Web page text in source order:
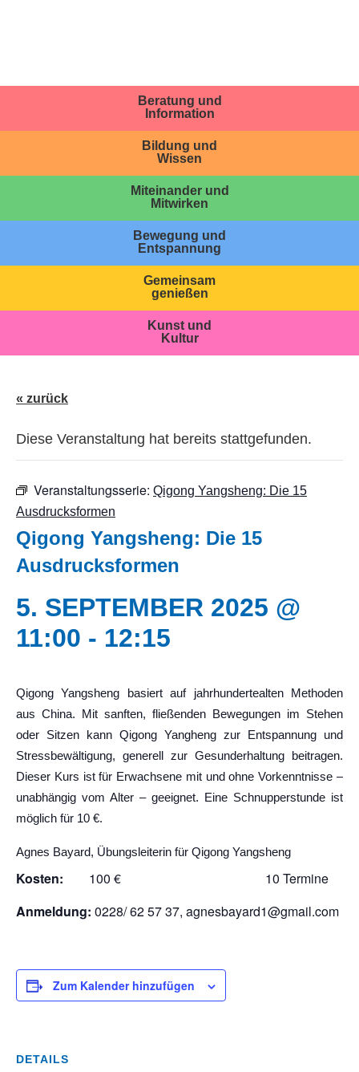
Beratung und
Information
Bildung und
Wissen
Miteinander und
Mitwirken
Bewegung und
Entspannung
Gemeinsam
genießen
Kunst und
Kultur
« zurück
Diese Veranstaltung hat bereits stattgefunden.
Veranstaltungsserie: Qigong Yangsheng: Die 15
Ausdrucksformen
Qigong Yangsheng: Die 15
Ausdrucksformen
5. SEPTEMBER 2025 @
11:00 - 12:15
Qigong Yangsheng basiert auf jahrhundertealten Methoden
aus China. Mit sanften, fließenden Bewegungen im Stehen
oder Sitzen kann Qigong Yangheng zur Entspannung und
Stressbewältigung, generell zur Gesunderhaltung beitragen.
Dieser Kurs ist für Erwachsene mit und ohne Vorkenntnisse –
unabhängig vom Alter – geeignet. Eine Schnupperstunde ist
möglich für 10 €.
Agnes Bayard, Übungsleiterin für Qigong Yangsheng
Kosten: 100 € 10 Termine
Anmeldung: 0228/ 62 57 37, agnesbayard1@gmail.com
Zum Kalender hinzufügen
DETAILS